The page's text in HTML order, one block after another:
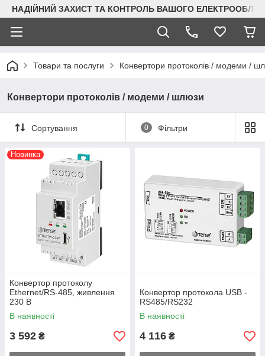
НАДІЙНИЙ ЗАХИСТ ТА КОНТРОЛЬ ВАШОГО
Товари та послуги Конвертори протоколів / модеми /
Конвертори протоколів / модеми / шлюзи
Сортування 0 Фільтри
Новинка
Конвертор протоколу
Ethernet/RS-485, живлення
230 В
В наявності
3 592 ₴
Конвертор протокола USB -
RS485/RS232
В наявності
4 116 ₴